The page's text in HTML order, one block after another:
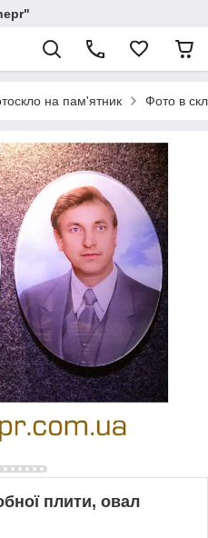
на пам'ятник Фото в
плити, овал